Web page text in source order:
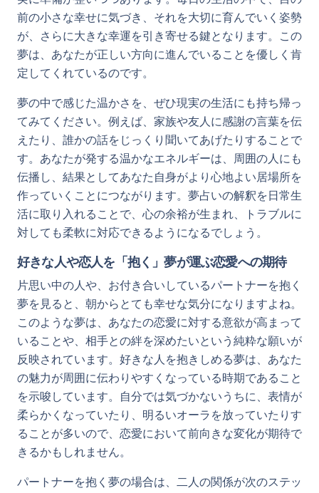
前の小さな幸せに気づき、それを大切に育んでいく姿勢
が、さらに大きな幸運を引き寄せる鍵となります。この
夢は、あなたが正しい方向に進んでいることを優しく肯
定してくれているのです。
夢の中で感じた温かさを、ぜひ現実の生活にも持ち帰っ
てみてください。例えば、家族や友人に感謝の言葉を伝
えたり、誰かの話をじっくり聞いてあげたりすることで
す。あなたが発する温かなエネルギーは、周囲の人にも
伝播し、結果としてあなた自身がより心地よい居場所を
作っていくことにつながります。夢占いの解釈を日常生
活に取り入れることで、心の余裕が生まれ、トラブルに
対しても柔軟に対応できるようになるでしょう。
好きな人や恋人を「抱く」夢が運ぶ恋愛への期待
片思い中の人や、お付き合いしているパートナーを抱く
夢を見ると、朝からとても幸せな気分になりますよね。
このような夢は、あなたの恋愛に対する意欲が高まって
いることや、相手との絆を深めたいという純粋な願いが
反映されています。好きな人を抱きしめる夢は、あなた
の魅力が周囲に伝わりやすくなっている時期であること
を示唆しています。自分では気づかないうちに、表情が
柔らかくなっていたり、明るいオーラを放っていたりす
ることが多いので、恋愛において前向きな変化が期待で
きるかもしれません。
パートナーを抱く夢の場合は、二人の関係が次のステッ